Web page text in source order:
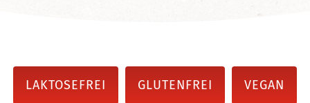
LAKTOSEFREI GLUTENFREI VEGAN